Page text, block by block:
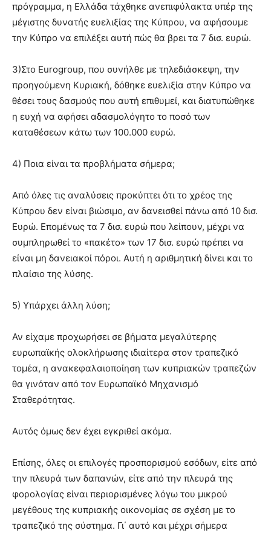
πρόγραμμα, η Ελλάδα τάχθηκε ανεπιφύλακτα υπέρ της
μέγιστης δυνατής ευελιξίας της Κύπρου, να αφήσουμε
την Κύπρο να επιλέξει αυτή πώς θα βρει τα 7 δισ. ευρώ.
3)Στο Eurogroup, που συνήλθε με τηλεδιάσκεψη, την
προηγούμενη Κυριακή, δόθηκε ευελιξία στην Κύπρο να
θέσει τους δασμούς που αυτή επιθυμεί, και διατυπώθηκε
η ευχή να αφήσει αδασμολόγητο το ποσό των
καταθέσεων κάτω των 100.000 ευρώ.
4) Ποια είναι τα προβλήματα σήμερα;
Από όλες τις αναλύσεις προκύπτει ότι το χρέος της
Κύπρου δεν είναι βιώσιμο, αν δανεισθεί πάνω από 10 δισ.
Ευρώ. Επομένως τα 7 δισ. ευρώ που λείπουν, μέχρι να
συμπληρωθεί το «πακέτο» των 17 δισ. ευρώ πρέπει να
είναι μη δανειακοί πόροι. Αυτή η αριθμητική δίνει και το
πλαίσιο της λύσης.
5) Υπάρχει άλλη λύση;
Αν είχαμε προχωρήσει σε βήματα μεγαλύτερης
ευρωπαϊκής ολοκλήρωσης ιδιαίτερα στον τραπεζικό
τομέα, η ανακεφαλαιοποίηση των κυπριακών τραπεζών
θα γινόταν από τον Ευρωπαϊκό Μηχανισμό
Σταθερότητας.
Αυτός όμως δεν έχει εγκριθεί ακόμα.
Επίσης, όλες οι επιλογές προσπορισμού εσόδων, είτε από
την πλευρά των δαπανών, είτε από την πλευρά της
φορολογίας είναι περιορισμένες λόγω του μικρού
μεγέθους της κυπριακής οικονομίας σε σχέση με το
τραπεζικό της σύστημα. Γι΄ αυτό και μέχρι σήμερα